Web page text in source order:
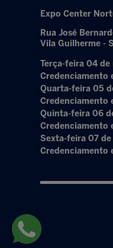
Expo Center
Rua José
Vila Guilherme -
Terça-feira 04
Credenciamento
Quarta-feira 05
Credenciamento
Quinta-feira 06
Credenciamento
Sexta-feira 07
Credenciamento